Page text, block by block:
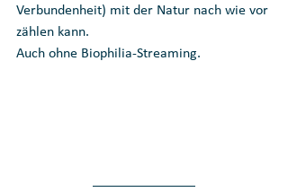
Verbundenheit) mit der Natur nach wie vor
zählen kann.
Auch ohne Biophilia-Streaming.